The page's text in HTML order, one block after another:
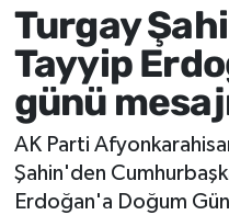
Turgay
Tayyip
günü
AK Parti
Şahin'den
Erdoğan'a Doğum
Sağlık
Eğitim
Ekonomi